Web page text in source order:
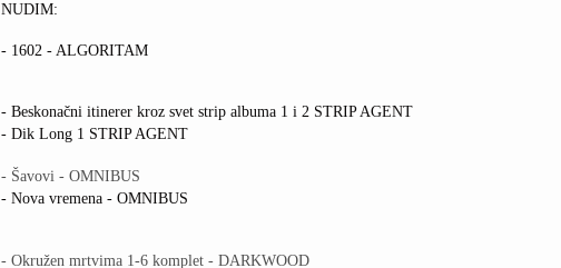
NUDIM:
- 1602 - ALGORITAM
- Beskonačni itinerer kroz svet strip albuma 1 i 2 STRIP AGENT
- Dik Long 1 STRIP AGENT
- Šavovi - OMNIBUS
- Nova vremena - OMNIBUS
- Okružen mrtvima 1-6 komplet - DARKWOOD